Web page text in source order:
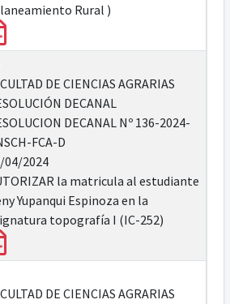
Rural )
DE CIENCIAS AGRARIAS
DECANAL
DECANAL Nº 136-2024-
FCA-D
04/2024
la matricula al estudiante
Yupanqui Espinoza en la
topografía I (IC-252)
DE CIENCIAS AGRARIAS